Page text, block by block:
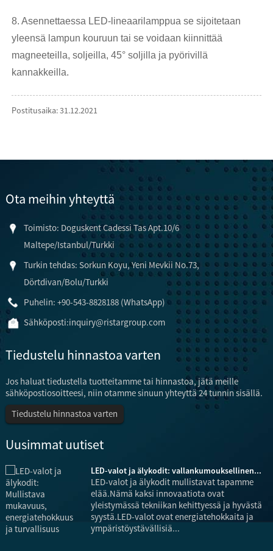
8. Asennettaessa LED-lineaarilamppua se sijoitetaan
yleensä lampun kouruun tai se voidaan kiinnittää
magneeteilla, soljeilla, 45° soljilla ja pyörivillä
kannakkeilla.
Postitusaika: 31.12.2021
Ota meihin yhteyttä
Toimisto: Doguskent Cadessi Tas Apt.10/6
Maltepe/Istanbul/Turkki
Turkin tehdas: Sorkun Koyu, Yeni Mevkii No.73,
Dörtdivan/Bolu/Turkki
Puhelin: +90-543-8828188 (WhatsApp)
Sähköposti:inquiry@ristargroup.com
Tiedustelu hinnastoa varten
Jos haluat tiedustella tuotteitamme tai hinnastoa, jätä meille
sähköpostiosoitteesi, niin otamme sinuun yhteyttä 24 tunnin sisällä.
Tiedustelu hinnastoa varten
Uusimmat uutiset
LED-valot ja älykodit: vallankumouksellinen...
LED-valot ja älykodit mullistavat tapamme
elää.Nämä kaksi innovaatiota ovat
yleistymässä tekniikan kehittyessä ja hyvästä
syystä.LED-valot ovat energiatehokkaita ja
ympäristöystävällisiä...